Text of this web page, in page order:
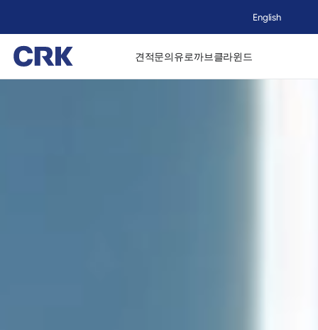
English
견적문의유로까브클라윈드